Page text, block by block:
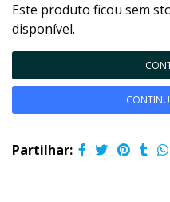
Este produto ficou sem
disponível.
Partilhar: